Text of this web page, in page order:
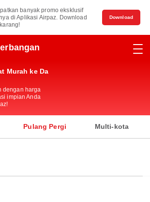
banyak promo eksklusif
di Aplikasi Airpaz. Download
Download
Murah ke Da
dengan harga
impian Anda
Pulang Pergi Multi-kota